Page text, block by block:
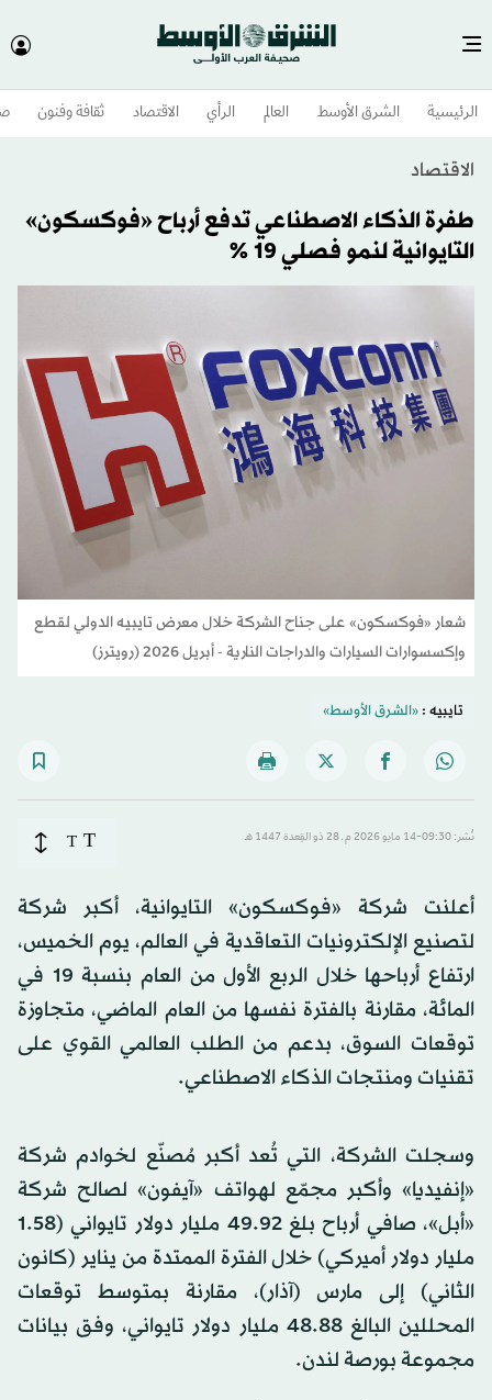
الرئيسية الشرق الأوسط​ العالم الرأي الاقتصاد ثقافة وفنون
الاقتصاد
طفرة الذكاء الاصطناعي تدفع أرباح «فوكسكون»
التايوانية لنمو فصلي 19 %
شعار «فوكسكون» على جناح الشركة خلال معرض تايبيه الدولي لقطع
وإكسسوارات السيارات والدراجات النارية - أبريل 2026 (رويترز)
تايبيه :«الشرق الأوسط»
نُشر: 09:30-14 مايو 2026 م ـ 28 ذو القِعدة 1447 هـ T
T
أعلنت شركة «فوكسكون» التايوانية، أكبر شركة
لتصنيع الإلكترونيات التعاقدية في العالم، يوم الخميس،
ارتفاع أرباحها خلال الربع الأول من العام بنسبة 19 في
المائة، مقارنة بالفترة نفسها من العام الماضي، متجاوزة
توقعات السوق، بدعم من الطلب العالمي القوي على
تقنيات ومنتجات الذكاء الاصطناعي.
وسجلت الشركة، التي تُعد أكبر مُصنّع لخوادم شركة
«إنفيديا» وأكبر مجمّع لهواتف «آيفون» لصالح شركة
«أبل»، صافي أرباح بلغ 49.92 مليار دولار تايواني (1.58
مليار دولار أميركي) خلال الفترة الممتدة من يناير (كانون
الثاني) إلى مارس (آذار)، مقارنة بمتوسط توقعات
المحللين البالغ 48.88 مليار دولار تايواني، وفق بيانات
مجموعة بورصة لندن.